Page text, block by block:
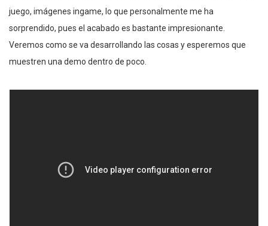
juego, imágenes ingame, lo que personalmente me ha
sorprendido, pues el acabado es bastante impresionante.
Veremos como se va desarrollando las cosas y esperemos que
muestren una demo dentro de poco.